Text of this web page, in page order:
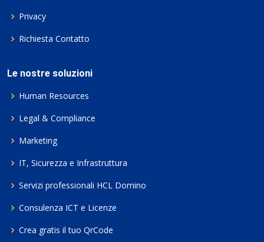
Privacy
Richiesta Contatto
Le nostre soluzioni
Human Resources
Legal & Compliance
Marketing
IT, Sicurezza e Infrastruttura
Servizi professionali HCL Domino
Consulenza ICT e Licenze
Crea gratis il tuo QrCode